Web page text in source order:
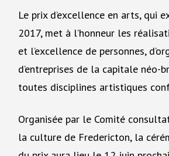
Le prix d’excellence en arts, qui
2017, met à l’honneur les
et l’excellence de personnes,
d’entreprises de la capitale néo-
toutes disciplines artistiques
Organisée par le Comité
la culture de Fredericton, la